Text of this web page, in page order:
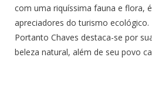
com uma riquíssima fauna e flora,
apreciadores do turismo ecológico.
Portanto Chaves destaca-se por
beleza natural, além de seu povo